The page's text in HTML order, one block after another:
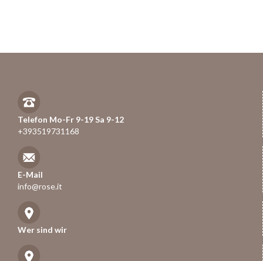
Telefon Mo-Fr 9-19 Sa 9-12
+393519731168
E-Mail
info@rose.it
Wer sind wir